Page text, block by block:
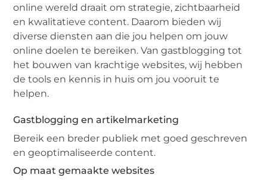
online wereld draait om strategie, zichtbaarheid
en kwalitatieve content. Daarom bieden wij
diverse diensten aan die jou helpen om jouw
online doelen te bereiken. Van gastblogging tot
het bouwen van krachtige websites, wij hebben
de tools en kennis in huis om jou vooruit te
helpen.
Gastblogging en artikelmarketing
Bereik een breder publiek met goed geschreven
en geoptimaliseerde content.
Op maat gemaakte websites